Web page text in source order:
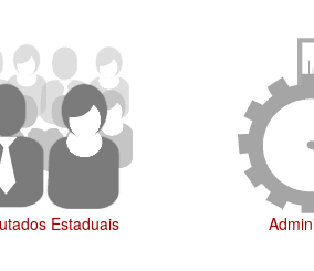
Administração